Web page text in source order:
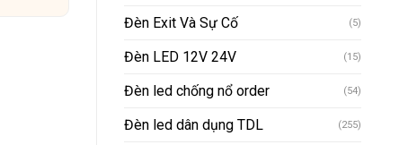
Đèn Exit Và Sự Cố (5)
Đèn LED 12V 24V (15)
Đèn led chống nổ order (54)
Đèn led dân dụng TDL (255)